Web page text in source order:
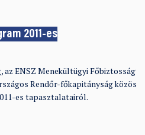
2011-es
ENSZ Menekültügyi Főbiztosság
Rendőr-főkapitányság közös
es tapasztalatairól.